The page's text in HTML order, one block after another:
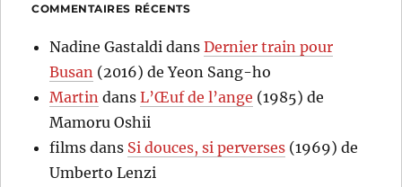
COMMENTAIRES RÉCENTS
Nadine Gastaldi dansDernier train pour
Busan (2016) de Yeon Sang-ho
Martin dansL’Œuf de l’ange (1985) de
Mamoru Oshii
films dans Si douces, si perverses (1969) de
Umberto Lenzi